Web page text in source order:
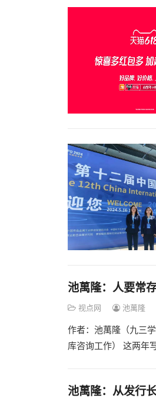
池萬隆：人要常
视点网 池萬隆
作者：池萬隆（九三
库咨询工作） 这两年
池萬隆：从发行